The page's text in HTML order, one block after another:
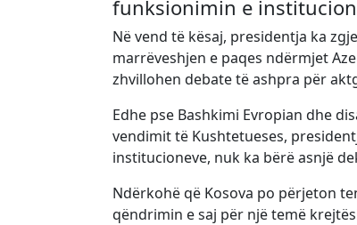
funksionimin e
Në vend të kësaj, presidentja ka
marrëveshjen e paqes ndërmjet
zhvillohen debate të ashpra për
Edhe pse Bashkimi Evropian dhe
vendimit të Kushtetueses,
institucioneve, nuk ka bërë asnjë
Ndërkohë që Kosova po përjeton
qëndrimin e saj për një temë